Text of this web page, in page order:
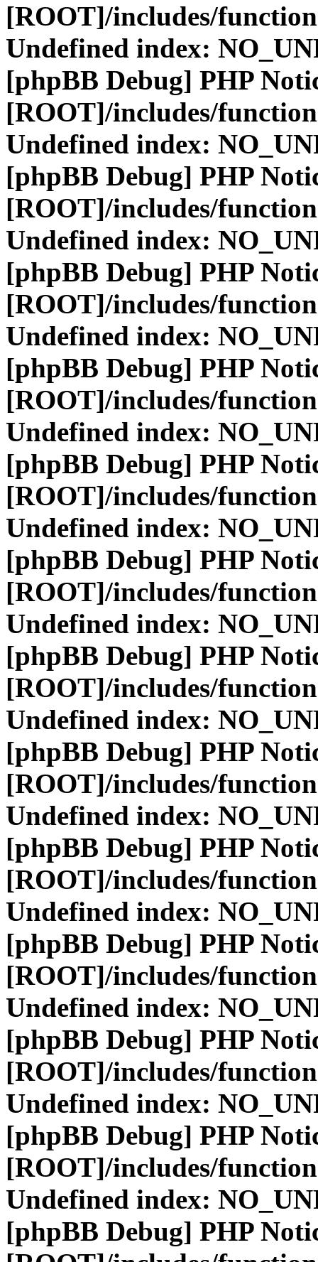
[ROOT]/includes/
Undefined index:
[phpBB Debug] PHP
[ROOT]/includes/
Undefined index:
[phpBB Debug] PHP
[ROOT]/includes/
Undefined index:
[phpBB Debug] PHP
[ROOT]/includes/
Undefined index:
[phpBB Debug] PHP
[ROOT]/includes/
Undefined index:
[phpBB Debug] PHP
[ROOT]/includes/
Undefined index:
[phpBB Debug] PHP
[ROOT]/includes/
Undefined index:
[phpBB Debug] PHP
[ROOT]/includes/
Undefined index:
[phpBB Debug] PHP
[ROOT]/includes/
Undefined index:
[phpBB Debug] PHP
[ROOT]/includes/
Undefined index:
[phpBB Debug] PHP
[ROOT]/includes/
Undefined index:
[phpBB Debug] PHP
[ROOT]/includes/
Undefined index:
[phpBB Debug] PHP
[ROOT]/includes/
Undefined index:
[phpBB Debug] PHP